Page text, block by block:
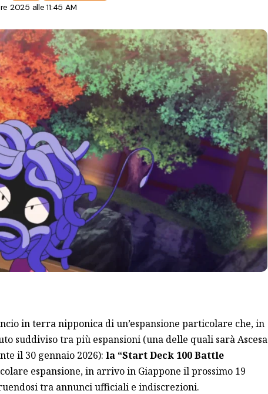
2025 alle 11:45 AM
in terra nipponica di un’espansione particolare che, in
suddiviso tra più espansioni (una delle quali sarà Ascesa
il 30 gennaio 2026): la “Start Deck 100 Battle
espansione, in arrivo in Giappone il prossimo 19
tra annunci ufficiali e indiscrezioni.